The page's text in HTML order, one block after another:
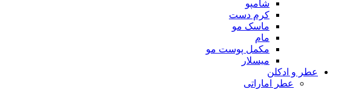
شامپو
کرم دست
ماسک مو
مام
مکمل پوست مو
میسلار
عطر و ادکلن
عطر اماراتی